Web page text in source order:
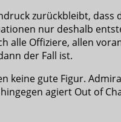
zurückbleibt,
nur deshalb
alle Offiziere, allen
der Fall ist.
keine gute Figur.
agiert Out of